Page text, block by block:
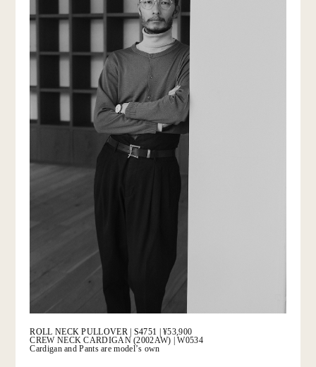
ROLL NECK PULLOVER | S4751 |¥53,900
CREW NECK CARDIGAN (2002AW) | W0534
Cardigan and Pants are modelʼs own